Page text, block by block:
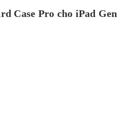
Case Pro cho iPad